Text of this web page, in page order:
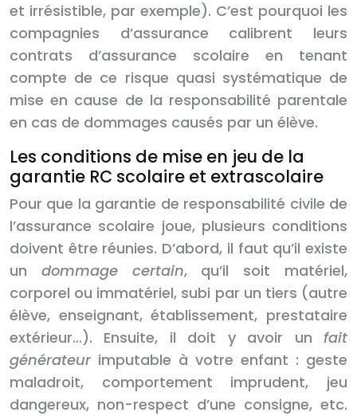
et irrésistible, par exemple). C’est pourquoi les
compagnies d’assurance calibrent leurs
contrats d’assurance scolaire en tenant
compte de ce risque quasi systématique de
mise en cause de la responsabilité parentale
en cas de dommages causés par un élève.
Les conditions de mise en jeu de la
garantie RC scolaire et extrascolaire
Pour que la garantie de responsabilité civile de
l’assurance scolaire joue, plusieurs conditions
doivent être réunies. D’abord, il faut qu’il existe
un dommage certain, qu’il soit matériel,
corporel ou immatériel, subi par un tiers (autre
élève, enseignant, établissement, prestataire
extérieur…). Ensuite, il doit y avoir un fait
générateur imputable à votre enfant : geste
maladroit, comportement imprudent, jeu
dangereux, non-respect d’une consigne, etc.